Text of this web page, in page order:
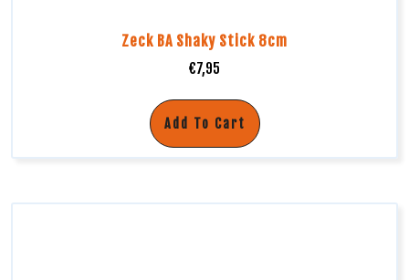
Zeck BA Shaky Stick 8cm
€7,95
Add To Cart